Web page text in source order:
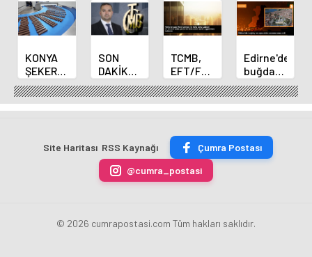
KONYA
ŞEKER
YILLIK 7
BİN 500
TON
ÜRETİLECEK
SON
DAKİKA
HABERİ:
Yeni
Merkez
Fatih
Karahan
oldu
TCMB,
EFT/FAST
işlemleri
için
fazla
uygulamasını
kaldırdı
Edirne'de
buğday
ve arpa
ekim
sezonu
erdi
Site Haritası RSS Kaynağı
Çumra Postası
@cumra_postasi
© 2026 cumrapostasi.com Tüm hakları saklıdır.